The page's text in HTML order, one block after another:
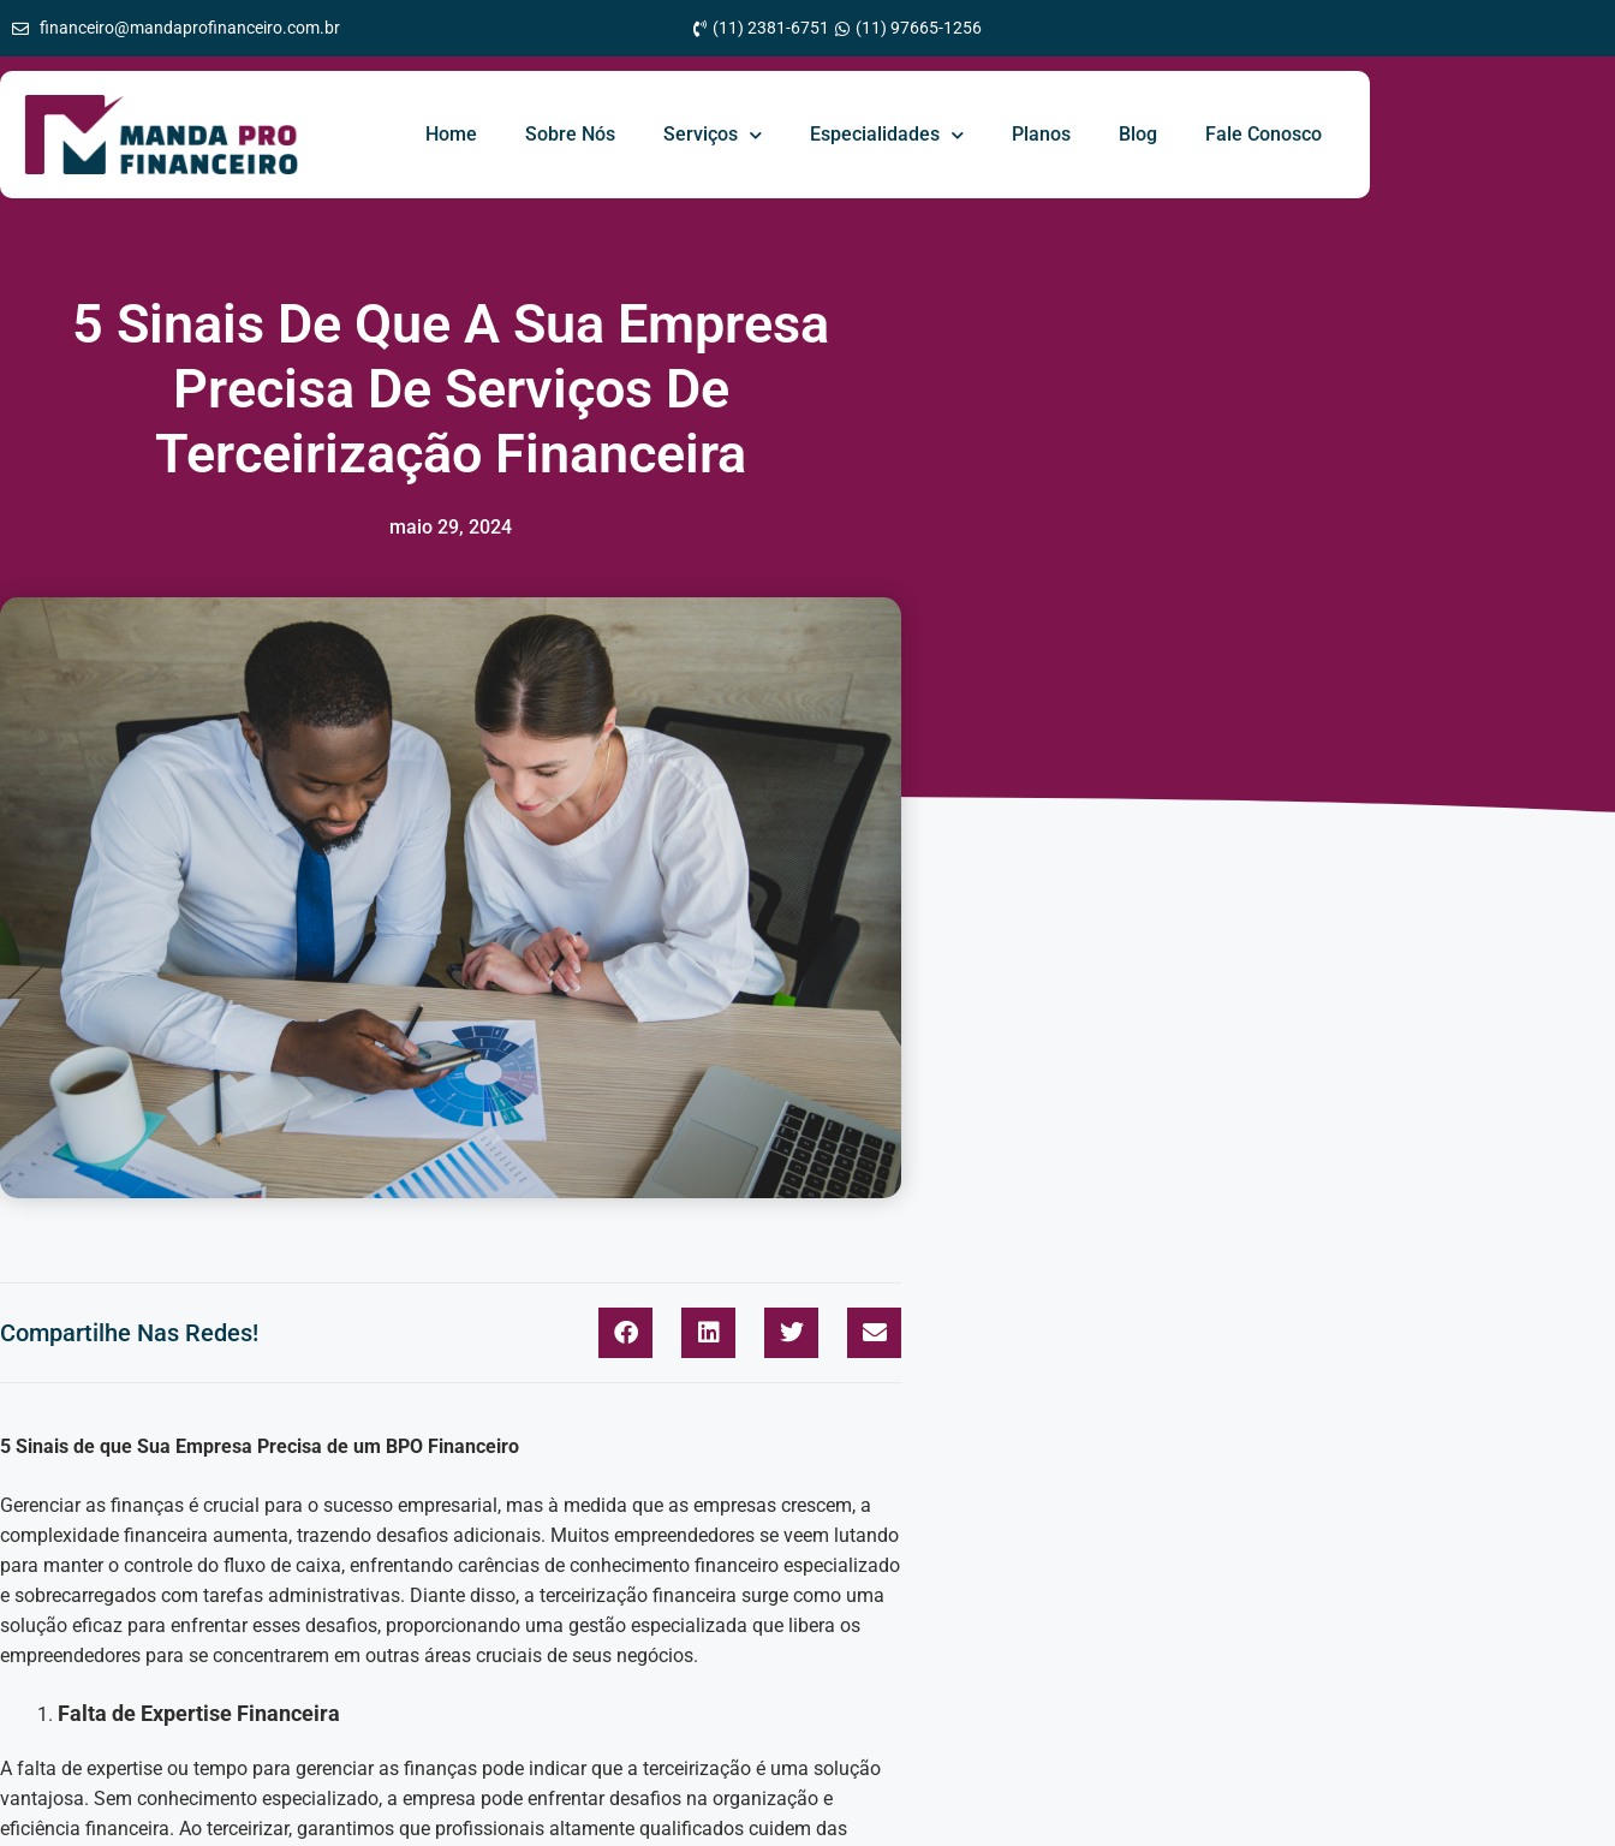
financeiro@mandaprofinanceiro.com.br (11) 2381-6751 (11) 97665-1256
Home Sobre Nós Serviços Especialidades Planos Blog Fale Conosco
5 Sinais De Que A Sua Empresa
Precisa De Serviços De
Terceirização Financeira
maio 29, 2024
Compartilhe Nas Redes!
5 Sinais de que Sua Empresa Precisa de um BPO Financeiro
Gerenciar as finanças é crucial para o sucesso empresarial, mas à medida que as empresas crescem, a
complexidade financeira aumenta, trazendo desafios adicionais. Muitos empreendedores se veem lutando
para manter o controle do fluxo de caixa, enfrentando carências de conhecimento financeiro especializado
e sobrecarregados com tarefas administrativas. Diante disso, a terceirização financeira surge como uma
solução eficaz para enfrentar esses desafios, proporcionando uma gestão especializada que libera os
empreendedores para se concentrarem em outras áreas cruciais de seus negócios.
Falta de Expertise Financeira
A falta de expertise ou tempo para gerenciar as finanças pode indicar que a terceirização é uma solução
vantajosa. Sem conhecimento especializado, a empresa pode enfrentar desafios na organização e
eficiência financeira. Ao terceirizar, garantimos que profissionais altamente qualificados cuidem das